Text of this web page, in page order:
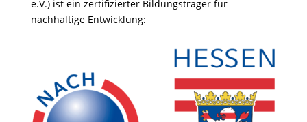
e.V.) ist ein zertifizierter Bildungsträger für
nachhaltige Entwicklung: